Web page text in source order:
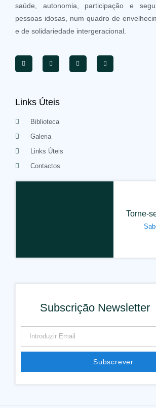
saúde, autonomia, participação e
pessoas idosas, num quadro de
e de solidariedade intergeracional.
Links Úteis
Biblioteca
Galeria
Links Úteis
Contactos
Torne-
Subscrição Newsletter
Subscrever